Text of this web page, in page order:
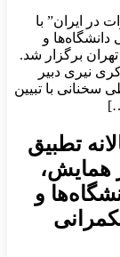
ایران” با
و
برگزار شد.
نیری دبیر
سخنانی با تبیین
تطبیق
همایش،
و